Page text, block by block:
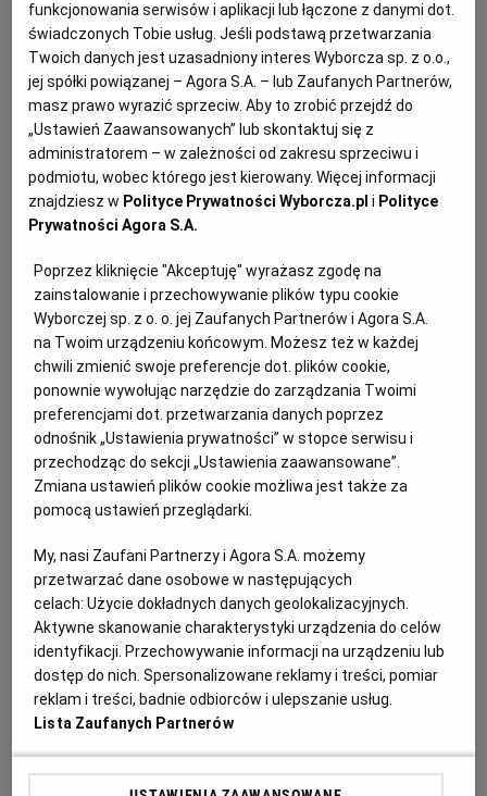
OPOLE
PŁOCK
POZNAŃ
RYBNIK
RZESZÓW
SOSNOWIEC
SZCZECIN
TORUŃ
TRÓJMIASTO
WAŁBRZYCH
WARSZAWA
ZDROWIE
POGODA
PODRÓŻE
FORUM
sprzedaż sake spada, młodzi ludzie żyją i piją bardziej
po zachodniemu, kupują coraz więcej wina, piwa i
whisky. Producenci rozglądają się więc za nowymi
rynkami.
Co trzeba wiedzieć o sake? Na pewno to, że nie jest ani
wódką, ani winem. Powstaje z ryżu, w procesie
podobnym do warzenia piwa, acz znacznie bardziej
do książki Henryka Sochy "Saké - napój samurajów").
Słowo sake w Japonii oznacza każdy napój alkoholowy,
a to, co my i reszta świata znamy pod tą nazwą, określa
się mianem nihonshu - dosł. "japoński alkohol". W
alfabecie łacińskim "sake" powinniśmy pisać z kreską
nad ostatnią literą (saké), która nakazuje przedłużyć w
wymowie głoskę "e" - jednak mało kto tego przestrzega,
zarówno u nas, jak i za granicą.
Pierwsze zadanie podczas produkcji sake to dobrać się
do środka ryżowego ziarna, które kryje potrzebną do
fermentacji skrobię. Osiąga się to poprzez
spolerowanie jego wierzchniej warstwy - najczęściej
miesza się mechanicznie ryż w wielkich kontenerach, a
ziarna polerują się, ocierając wzajem o siebie. Jako że
owo jądro to nie tylko skrobia, lecz także aromat i smak
(im głębiej, tym więcej), jakość sake określa się m.in.
według stopnia spolerowania ryżu (seimaibuai). Im
funkcjonowania serwisów i aplikacji lub łączone z danymi dot.
świadczonych Tobie usług. Jeśli podstawą przetwarzania
Twoich danych jest uzasadniony interes Wyborcza sp. z o.o.,
jej spółki powiązanej – Agora S.A. – lub Zaufanych Partnerów,
masz prawo wyrazić sprzeciw. Aby to zrobić przejdź do
„Ustawień Zaawansowanych” lub skontaktuj się z
administratorem – w zależności od zakresu sprzeciwu i
podmiotu, wobec którego jest kierowany. Więcej informacji
znajdziesz w Polityce Prywatności Wyborcza.pl i Polityce
Prywatności Agora S.A.
Poprzez kliknięcie "Akceptuję" wyrażasz zgodę na
zainstalowanie i przechowywanie plików typu cookie
Wyborczej sp. z o. o. jej Zaufanych Partnerów i Agora S.A.
na Twoim urządzeniu końcowym. Możesz też w każdej
chwili zmienić swoje preferencje dot. plików cookie,
ponownie wywołując narzędzie do zarządzania Twoimi
preferencjami dot. przetwarzania danych poprzez
odnośnik „Ustawienia prywatności” w stopce serwisu i
przechodząc do sekcji „Ustawienia zaawansowane”.
Zmiana ustawień plików cookie możliwa jest także za
pomocą ustawień przeglądarki.
My, nasi Zaufani Partnerzy i Agora S.A. możemy
przetwarzać dane osobowe w następujących
celach:Użycie dokładnych danych geolokalizacyjnych.
Aktywne skanowanie charakterystyki urządzenia do celów
identyfikacji. Przechowywanie informacji na urządzeniu lub
dostęp do nich. Spersonalizowane reklamy i treści, pomiar
reklam i treści, badnie odbiorców i ulepszanie usług.
Lista Zaufanych Partnerów